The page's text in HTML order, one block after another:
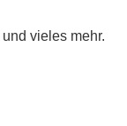
und vieles mehr.